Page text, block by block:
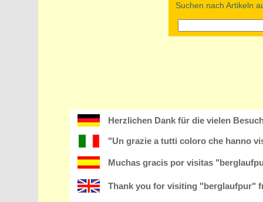
Suchen nach Artikeln
Herzlichen Dank für die vielen
"Un grazie a tutti coloro che hanno
Muchas gracis por visitas
Thank you for visiting "berglaufpur"